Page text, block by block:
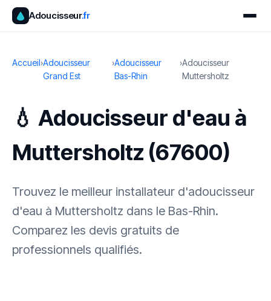
Adoucisseur.fr
Accueil›Adoucisseur
Grand Est
›Adoucisseur
Bas-Rhin
›Adoucisseur
Muttersholtz
💧 Adoucisseur d'eau à
Muttersholtz (67600)
Trouvez le meilleur installateur d'adoucisseur
d'eau à Muttersholtz dans le Bas-Rhin.
Comparez les devis gratuits de
professionnels qualifiés.